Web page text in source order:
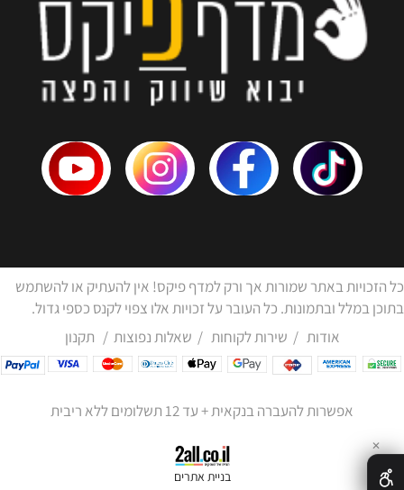
כל הזכויות באתר שמורות אך ורק למדף פיקס! אין להעתיק או להשתמש
בתוכן במלל ובתמונות. כל העובר על זכויות אלו צפוי לקנס כספי גדול.
אודות / שירות לקוחות / שאלות נפוצות / תקנון
אפשרות להעברה בנקאית + עד 12 תשלומים ללא ריבית
בניית אתרים
✕